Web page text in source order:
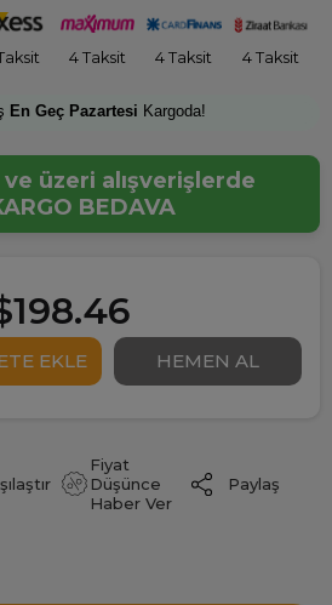
4 Taksit 4 Taksit 4 Taksit
En Geç Pazartesi Kargoda!
üzeri alışverişlerde
BEDAVA
Fiyat
Düşünce
Haber Ver
Paylaş